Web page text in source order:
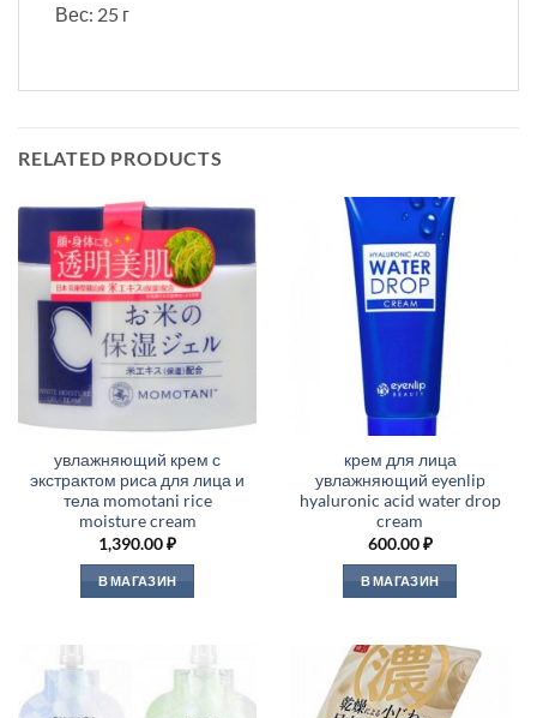
Вес: 25 г
RELATED PRODUCTS
увлажняющий крем с
экстрактом риса для лица и
тела momotani rice
moisture cream
1,390.00₽
В МАГАЗИН
крем для лица
увлажняющий eyenlip
hyaluronic acid water drop
cream
600.00₽
В МАГАЗИН